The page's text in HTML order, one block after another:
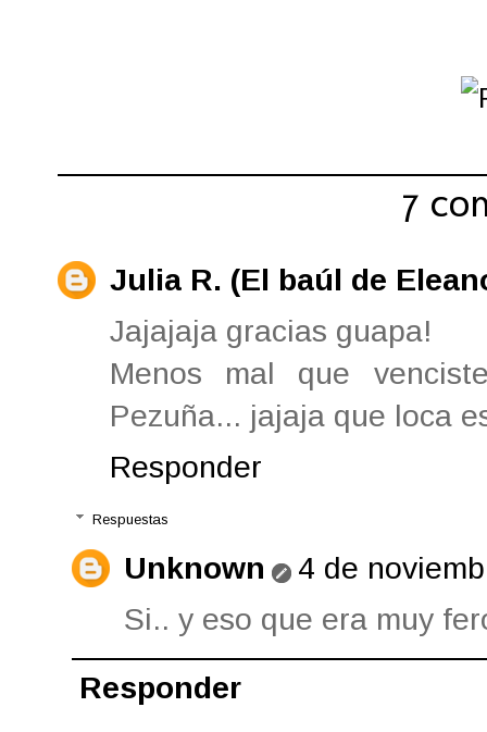
7
Julia R. (El baúl de
Jajajaja gracias guapa!
Menos mal que
Pezuña... jajaja que loca
Responder
Respuestas
Unknown
4 de
Si.. y eso que era muy
Responder